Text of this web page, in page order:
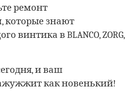
ремонт
которые знают
винтика в BLANCO, ZORG,
и ваш
как новенький!